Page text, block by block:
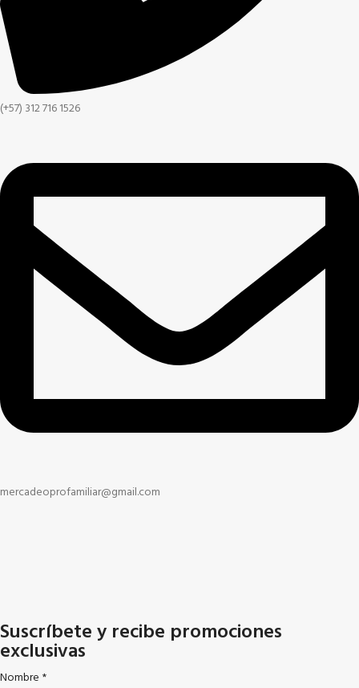
(+57) 312 716 1526
mercadeoprofamiliar@gmail.com
Suscríbete y recibe promociones
exclusivas
Nombre *